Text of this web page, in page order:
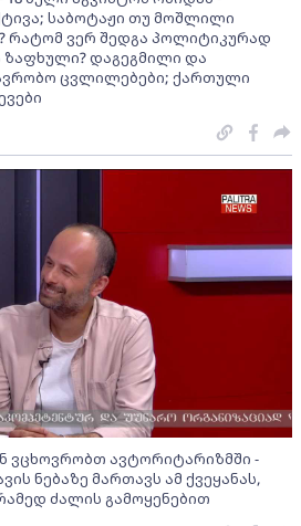
საბოტაჟი თუ მოშლილი
რატომ ვერ შედგა პოლიტიკურად
დაგეგმილი და
ცვლილებები; ქართული
ვცხოვრობთ ავტორიტარიზმში -
ნებაზე მართავს ამ ქვეყანას,
ძალის გამოყენებით